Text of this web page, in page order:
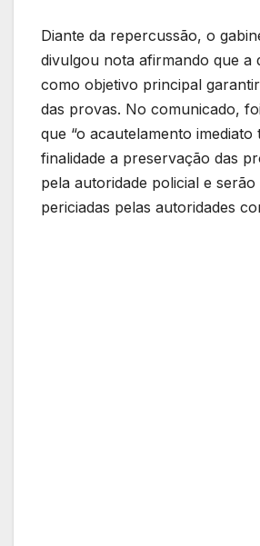
Diante da repercussão, o
divulgou nota afirmando que a
como objetivo principal
das provas. No comunicado,
que “o acautelamento imediato
finalidade a preservação das
pela autoridade policial e serão
periciadas pelas autoridades